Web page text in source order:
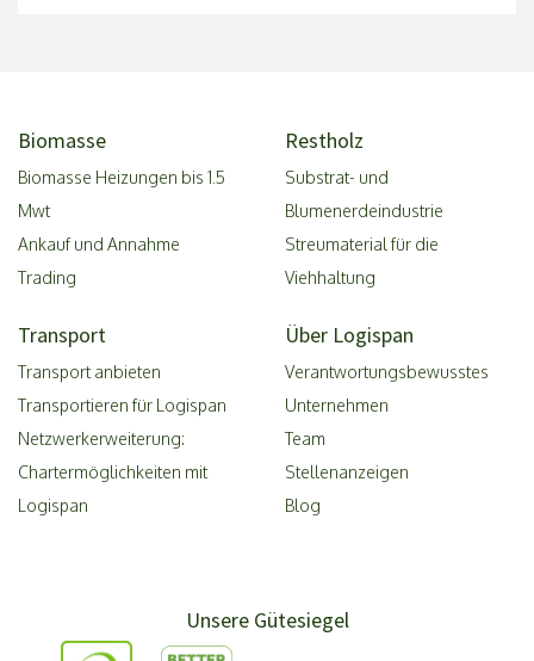
Biomasse
Biomasse Heizungen bis 1.5
Mwt
Ankauf und Annahme
Trading
Restholz
Substrat- und
Blumenerdeindustrie
Streumaterial für die
Viehhaltung
Transport
Transport anbieten
Transportieren für Logispan
Netzwerkerweiterung:
Chartermöglichkeiten mit
Logispan
Über Logispan
Verantwortungsbewusstes
Unternehmen
Team
Stellenanzeigen
Blog
Unsere Gütesiegel